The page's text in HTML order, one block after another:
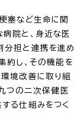
塞など生命に関
院と、身近な医
分担と連携を進め
約し、その機能を
境改善に取り組
つの二次保健医
る仕組みをつく